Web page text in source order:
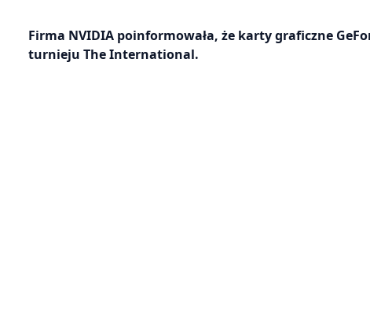
Firma NVIDIA poinformowała, że karty graficzne
turnieju The International.